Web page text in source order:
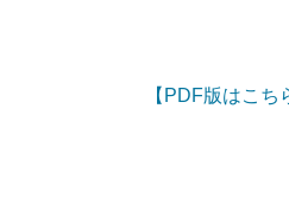
【PDF版はこ